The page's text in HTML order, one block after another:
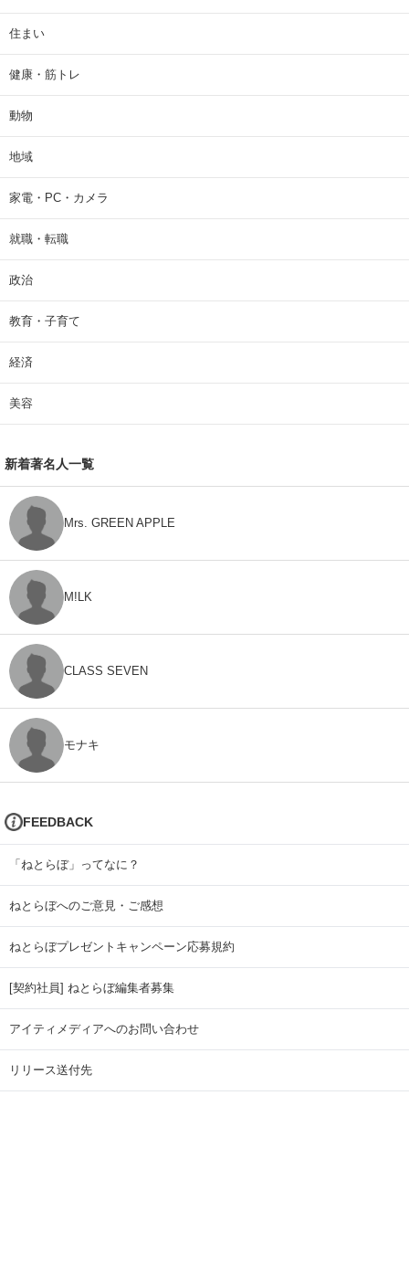
住まい
健康・筋トレ
動物
地域
家電・PC・カメラ
就職・転職
政治
教育・子育て
経済
美容
新着著名人一覧
Mrs. GREEN APPLE
M!LK
CLASS SEVEN
モナキ
FEEDBACK
「ねとらぼ」ってなに？
ねとらぼへのご意見・ご感想
ねとらぼプレゼントキャンペーン応募規約
[契約社員] ねとらぼ編集者募集
アイティメディアへのお問い合わせ
リリース送付先